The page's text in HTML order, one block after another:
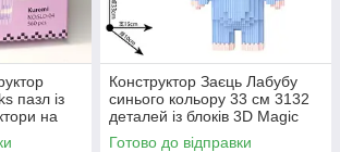
пазл із
на
Конструктор Заєць Лабубу
синього кольору 33 см 3132
деталей із блоків 3D Magic
Blocks, блокові конструктори
Готово до відправки